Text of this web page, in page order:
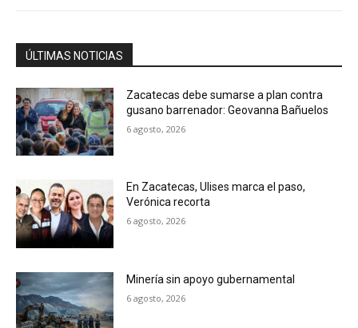
ÚLTIMAS NOTICIAS
Zacatecas debe sumarse a plan contra
gusano barrenador: Geovanna Bañuelos
6 agosto, 2026
En Zacatecas, Ulises marca el paso,
Verónica recorta
6 agosto, 2026
Minería sin apoyo gubernamental
6 agosto, 2026